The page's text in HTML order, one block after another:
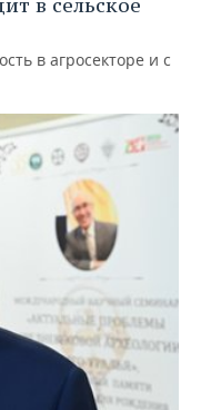
в сельское
в агросекторе и с